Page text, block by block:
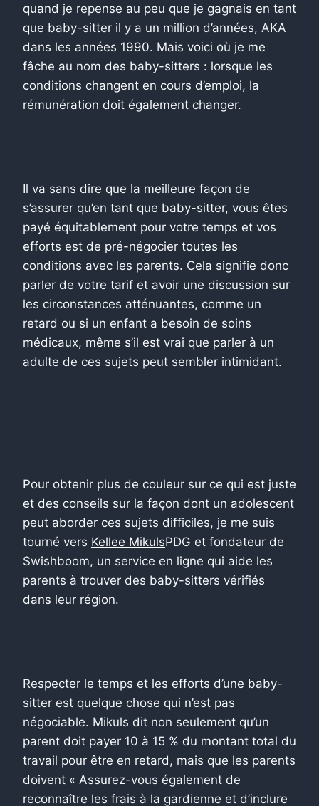
quand je repense au peu que je gagnais en tant
que baby-sitter il y a un million d’années, AKA
dans les années 1990. Mais voici où je me
fâche au nom des baby-sitters : lorsque les
conditions changent en cours d’emploi, la
rémunération doit également changer.
Il va sans dire que la meilleure façon de
s’assurer qu’en tant que baby-sitter, vous êtes
payé équitablement pour votre temps et vos
efforts est de pré-négocier toutes les
conditions avec les parents. Cela signifie donc
parler de votre tarif et avoir une discussion sur
les circonstances atténuantes, comme un
retard ou si un enfant a besoin de soins
médicaux, même s’il est vrai que parler à un
adulte de ces sujets peut sembler intimidant.
Pour obtenir plus de couleur sur ce qui est juste
et des conseils sur la façon dont un adolescent
peut aborder ces sujets difficiles, je me suis
tourné vers Kellee MikulsPDG et fondateur de
Swishboom, un service en ligne qui aide les
parents à trouver des baby-sitters vérifiés
dans leur région.
Respecter le temps et les efforts d’une baby-
sitter est quelque chose qui n’est pas
négociable. Mikuls dit non seulement qu’un
parent doit payer 10 à 15 % du montant total du
travail pour être en retard, mais que les parents
doivent « Assurez-vous également de
reconnaître les frais à la gardienne et d’inclure